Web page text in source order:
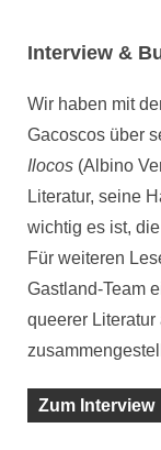
Interview &
Wir haben mit
Gacoscos über
Ilocos (Albino
Literatur, seine
wichtig es ist,
Für weiteren
Gastland-Team
queerer
Zum Interview